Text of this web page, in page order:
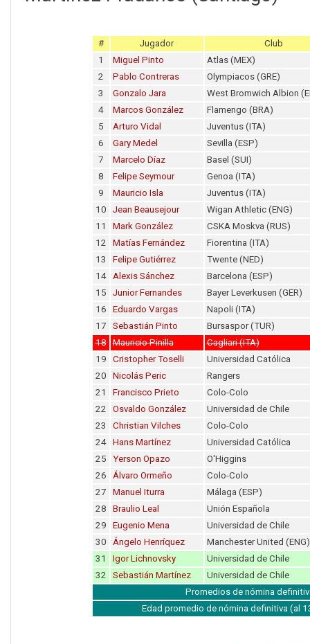
# Jugador
Club
1
Miguel Pinto
Atlas (MEX)
2
Pablo Contreras
Olympiacos (GRE)
3
Gonzalo Jara
West Bromwich Albion
4
Marcos González
Flamengo (BRA)
5
Arturo Vidal
Juventus (ITA)
6
Gary Medel
Sevilla (ESP)
7
Marcelo Díaz
Basel (SUI)
8
Felipe Seymour
Genoa (ITA)
9
Mauricio Isla
Juventus (ITA)
10
Jean Beausejour
Wigan Athletic (ENG)
11
Mark González
CSKA Moskva (RUS)
12
Matías Fernández
Fiorentina (ITA)
13
Felipe Gutiérrez
Twente (NED)
14
Alexis Sánchez
Barcelona (ESP)
15
Junior Fernandes
Bayer Leverkusen (GER)
16
Eduardo Vargas
Napoli (ITA)
17
Sebastián Pinto
Bursaspor (TUR)
18 Mauricio Pinilla
Cagliari (ITA)
19
Cristopher Toselli
Universidad Católica
20
Nicolás Peric
Rangers
21
Francisco Prieto
Colo-Colo
22
Osvaldo González
Universidad de Chile
23
Christian Vilches
Colo-Colo
24
Hans Martínez
Universidad Católica
25
Yerson Opazo
O'Higgins
26
Álvaro Ormeño
Colo-Colo
27
Manuel Iturra
Málaga (ESP)
28
Braulio Leal
Unión Española
29
Eugenio Mena
Universidad de Chile
30
Ángelo Henríquez
Manchester United (ENG)
31
Igor Lichnovsky
Universidad de Chile
32
Sebastián Martínez
Universidad de Chile
Promedios de nómina
Edad promedio de nómina definitiva (al